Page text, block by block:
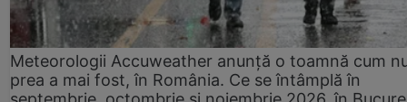
Meteorologii Accuweather anunță o toamnă cum
prea a mai fost, în România. Ce se întâmplă în